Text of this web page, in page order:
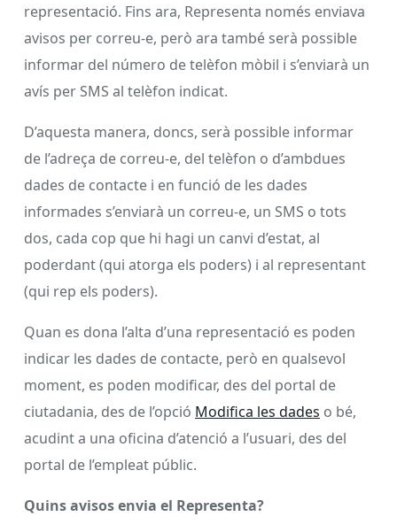
representació. Fins ara, Representa només enviava
avisos per correu-e, però ara també serà possible
informar del número de telèfon mòbil i s’enviarà un
avís per SMS al telèfon indicat.
D’aquesta manera, doncs, serà possible informar
de l’adreça de correu-e, del telèfon o d’ambdues
dades de contacte i en funció de les dades
informades s’enviarà un correu-e, un SMS o tots
dos, cada cop que hi hagi un canvi d’estat, al
poderdant (qui atorga els poders) i al representant
(qui rep els poders).
Quan es dona l’alta d’una representació es poden
indicar les dades de contacte, però en qualsevol
moment, es poden modificar, des del portal de
ciutadania, des de l’opció Modifica les dades o bé,
acudint a una oficina d’atenció a l’usuari, des del
portal de l’empleat públic.
Quins avisos envia el Representa?